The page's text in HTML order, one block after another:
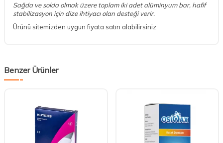
Sağda ve solda olmak üzere toplam iki adet alüminyum bar, hafif
stabilizasyon için dize ihtiyacı olan desteği verir.
Ürünü sitemizden uygun fiyata satın alabilirsiniz
Benzer Ürünler